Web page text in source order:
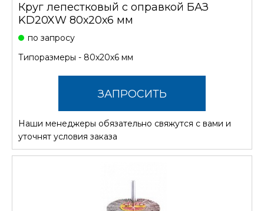
Круг лепестковый с оправкой БАЗ
KD20XW 80х20х6 мм
по запросу
Типоразмеры - 80х20х6 мм
ЗАПРОСИТЬ
СТОИМОСТЬ
Наши менеджеры обязательно свяжутся с вами и
уточнят условия заказа